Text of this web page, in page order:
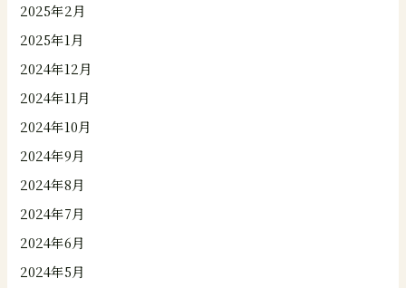
2025年2月
2025年1月
2024年12月
2024年11月
2024年10月
2024年9月
2024年8月
2024年7月
2024年6月
2024年5月